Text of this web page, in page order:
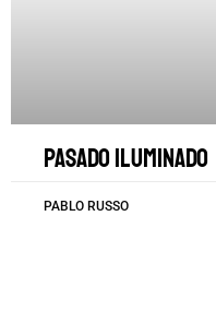
Pasado iluminado
PABLO RUSSO